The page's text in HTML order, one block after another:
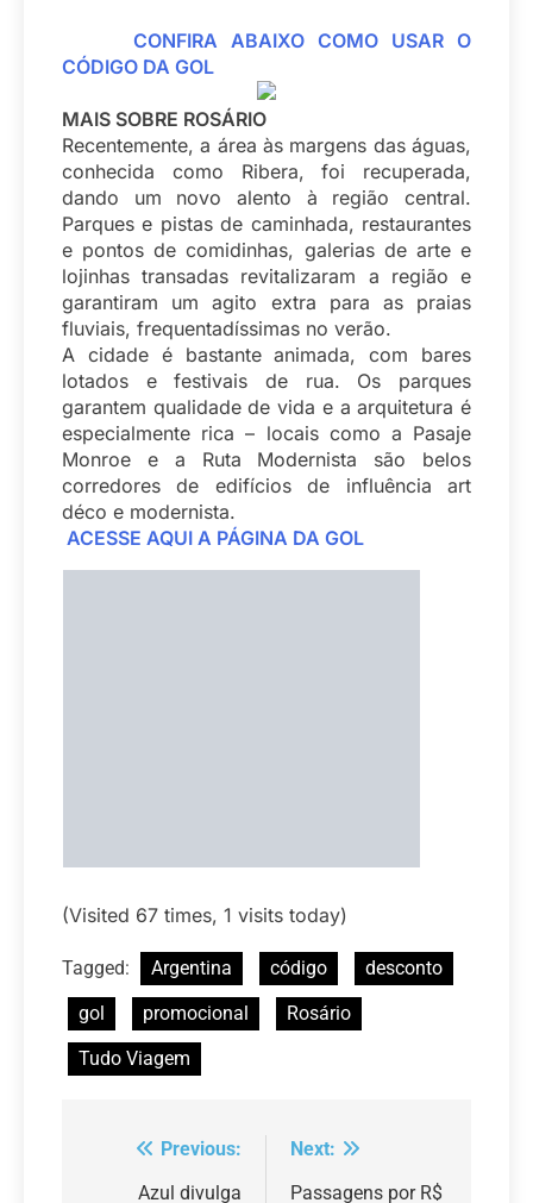
CONFIRA ABAIXO COMO USAR O
CÓDIGO DA GOL
MAIS SOBRE ROSÁRIO
Recentemente, a área às margens das águas,
conhecida como Ribera, foi recuperada,
dando um novo alento à região central.
Parques e pistas de caminhada, restaurantes
e pontos de comidinhas, galerias de arte e
lojinhas transadas revitalizaram a região e
garantiram um agito extra para as praias
fluviais, frequentadíssimas no verão.
A cidade é bastante animada, com bares
lotados e festivais de rua. Os parques
garantem qualidade de vida e a arquitetura é
especialmente rica – locais como a Pasaje
Monroe e a Ruta Modernista são belos
corredores de edifícios de influência art
déco e modernista.
ACESSE AQUI A PÁGINA DA GOL
(Visited 67 times, 1 visits today)
Tagged: Argentina código
desconto
gol
promocional
Rosário
Tudo Viagem
Navegação
Previous:
Azul divulga
Next:
Passagens por R$